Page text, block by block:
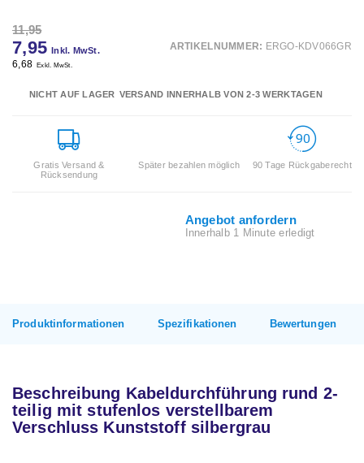
11,95
7,95 Inkl. MwSt.
6,68 Exkl. MwSt.
ARTIKELNUMMER: ERGO-KDV066GR
NICHT AUF LAGER VERSAND INNERHALB VON 2-3 WERKTAGEN
Gratis Versand &
Rücksendung
Später bezahlen möglich 90 Tage Rückgaberecht
Angebot anfordern
Innerhalb 1 Minute erledigt
Produktinformationen Spezifikationen Bewertungen
Beschreibung Kabeldurchführung rund 2-
teilig mit stufenlos verstellbarem
Verschluss Kunststoff silbergrau